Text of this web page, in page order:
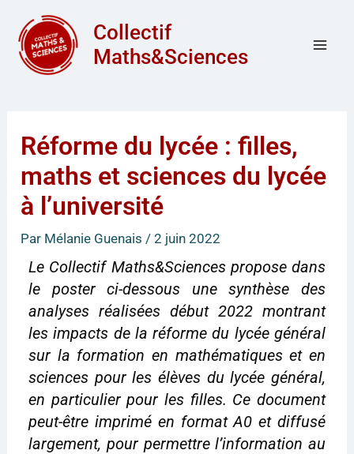
contenu
Collectif
Maths&Sciences
Réforme du lycée : filles,
maths et sciences du lycée
à l’université
Par Mélanie Guenais/2 juin 2022
Le Collectif Maths&Sciences propose dans
le poster ci-dessous une synthèse des
analyses réalisées début 2022 montrant
les impacts de la réforme du lycée général
sur la formation en mathématiques et en
sciences pour les élèves du lycée général,
en particulier pour les filles. Ce document
peut-être imprimé en format A0 et diffusé
largement, pour permettre l’information au